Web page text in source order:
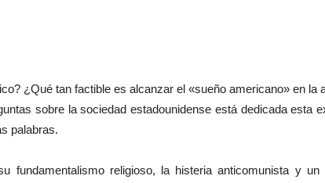
¿Qué tan factible es alcanzar el «sueño americano» en la
sobre la sociedad estadounidense está dedicada esta
palabras.
fundamentalismo religioso, la histeria anticomunista y